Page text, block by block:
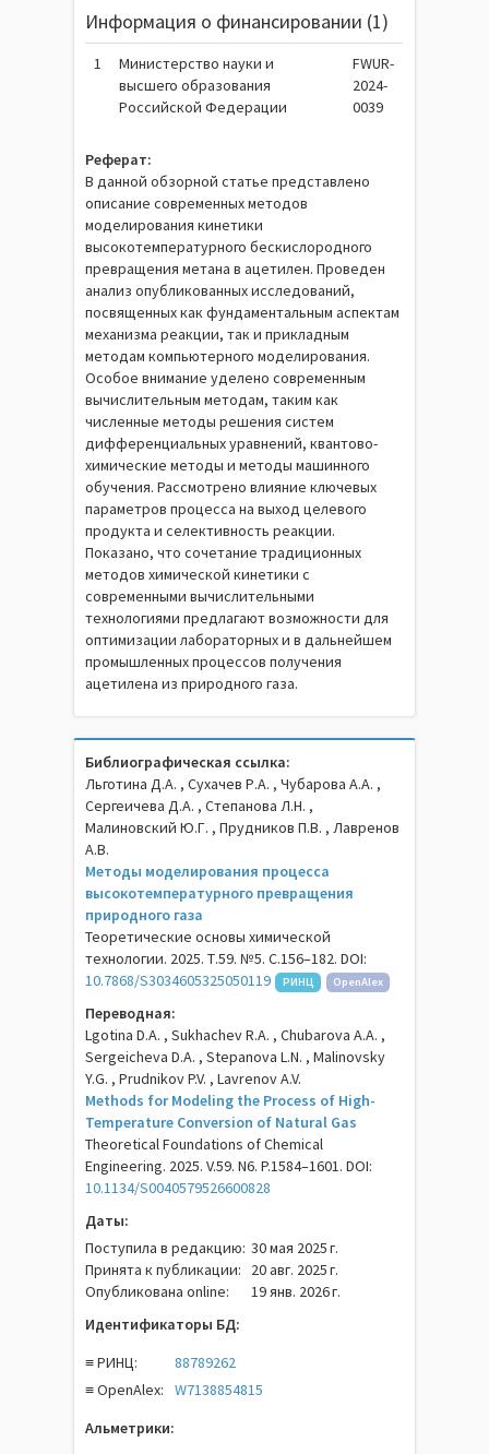
Информация о финансировании (1)
1
Министерство науки и
высшего образования
Российской Федерации
FWUR-
2024-
0039
Реферат:
В данной обзорной статье представлено
описание современных методов
моделирования кинетики
высокотемпературного бескислородного
превращения метана в ацетилен. Проведен
анализ опубликованных исследований,
посвященных как фундаментальным аспектам
механизма реакции, так и прикладным
методам компьютерного моделирования.
Особое внимание уделено современным
вычислительным методам, таким как
численные методы решения систем
дифференциальных уравнений, квантово-
химические методы и методы машинного
обучения. Рассмотрено влияние ключевых
параметров процесса на выход целевого
продукта и селективность реакции.
Показано, что сочетание традиционных
методов химической кинетики с
современными вычислительными
технологиями предлагают возможности для
оптимизации лабораторных и в дальнейшем
промышленных процессов получения
ацетилена из природного газа.
Библиографическая ссылка:
Льготина Д.А. , Сухачев Р.А. , Чубарова А.А. ,
Сергеичева Д.А. , Степанова Л.Н. ,
Малиновский Ю.Г. , Прудников П.В. , Лавренов
А.В.
Методы моделирования процесса
высокотемпературного превращения
природного газа
Теоретические основы химической
технологии. 2025. Т.59. №5. С.156–182. DOI:
10.7868/S3034605325050119
РИНЦ OpenAlex
Переводная:
Lgotina D.A. , Sukhachev R.A. , Chubarova A.A. ,
Sergeicheva D.A. , Stepanova L.N. , Malinovsky
Y.G. , Prudnikov P.V. , Lavrenov A.V.
Methods for Modeling the Process of High-
Temperature Conversion of Natural Gas
Theoretical Foundations of Chemical
Engineering. 2025. V.59. N6. P.1584–1601. DOI:
10.1134/S0040579526600828
Даты:
Поступила в редакцию: 30 мая 2025 г.
Принята к публикации:
20 авг. 2025 г.
Опубликована online:
19 янв. 2026 г.
Идентификаторы БД:
≡ РИНЦ:
88789262
≡ OpenAlex:
W7138854815
Альметрики: